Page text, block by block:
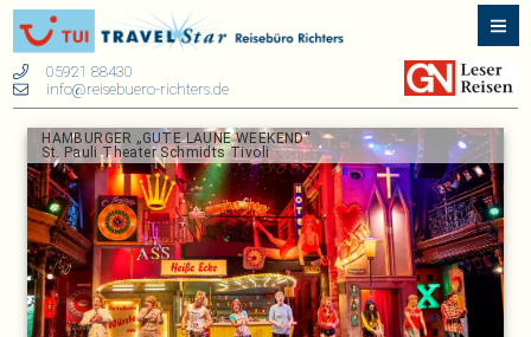
05921 88430
info@reisebuero-richters.de
HAMBURGER „GUTE LAUNE WEEKEND“
St. Pauli Theater Schmidts Tivoli